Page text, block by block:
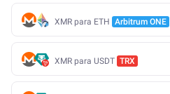
XMR para ETH Arbitrum ONE
XMR para USDT TRX